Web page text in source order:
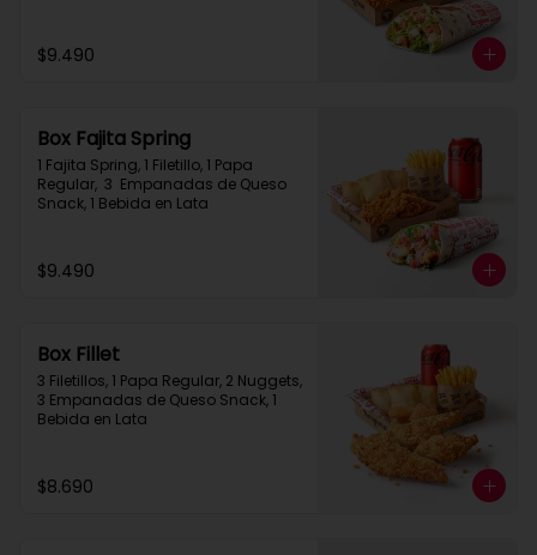
$9.490
Box Fajita Spring
1 Fajita Spring, 1 Filetillo, 1 Papa
Regular,  3  Empanadas de Queso
Snack, 1 Bebida en Lata
$9.490
Box Fillet
3 Filetillos, 1 Papa Regular, 2 Nuggets,
3 Empanadas de Queso Snack, 1
Bebida en Lata
$8.690